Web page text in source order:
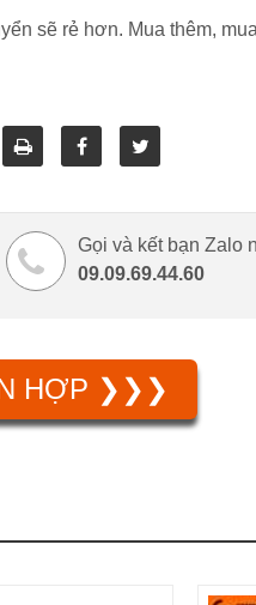
sẽ rẻ hơn. Mua thêm,
Gọi và kết bạn Zalo
09.09.69.44.60
HỢP ❯❯❯